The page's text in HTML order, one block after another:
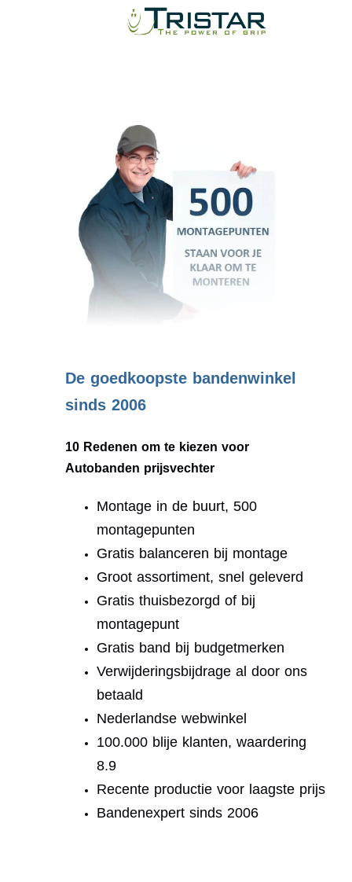
De goedkoopste bandenwinkel
sinds 2006
10 Redenen om te kiezen voor
Autobanden prijsvechter
Montage in de buurt, 500
montagepunten
Gratis balanceren bij montage
Groot assortiment, snel geleverd
Gratis thuisbezorgd of bij
montagepunt
Gratis band bij budgetmerken
Verwijderingsbijdrage al door ons
betaald
Nederlandse webwinkel
100.000 blije klanten, waardering
8.9
Recente productie voor laagste prijs
Bandenexpert sinds 2006